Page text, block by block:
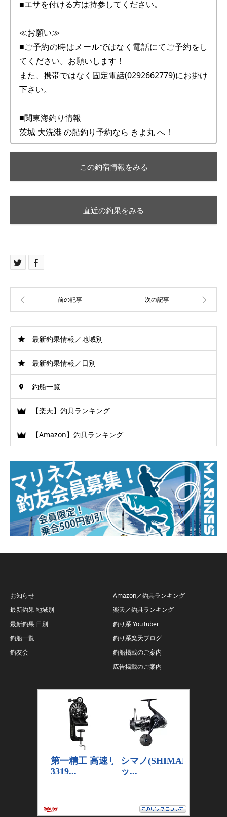
■エサを付ける方は持参してください。
≪お願い≫
■ご予約の時はメールではなく電話にてご予約をし
てください。お願いします！
また、携帯ではなく固定電話(0292662779)にお掛け
下さい。
■関東海釣り情報
茨城 大洗港 の船釣り予約なら きよ丸 へ！
この釣宿情報をみる
直近の釣果をみる
最新釣果情報／地域別
最新釣果情報／日別
釣船一覧
【楽天】釣具ランキング
【Amazon】釣具ランキング
お知らせ
最新釣果 地域別
最新釣果 日別
釣船一覧
釣友会
Amazon／釣具ランキング
楽天／釣具ランキング
釣り系 YouTuber
釣り系楽天ブログ
釣船掲載のご案内
広告掲載のご案内